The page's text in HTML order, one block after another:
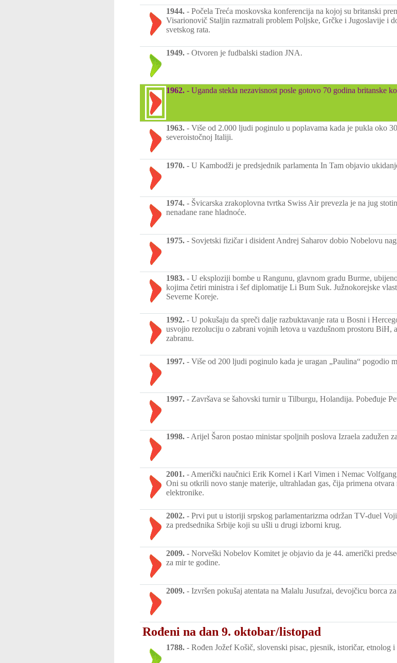
1944. - Počela Treća moskovska konferencija na kojoj su britanski
Visarionovič Staljin razmatrali problem Poljske, Grčke i Jugoslavije i
svetskog rata.
1949. - Otvoren je fudbalski stadion JNA.
1962. - Uganda stekla nezavisnost posle gotovo 70 godina britanske
1963. - Više od 2.000 ljudi poginulo u poplavama kada je pukla oko
severoistočnoj Italiji.
1970. - U Kambodži je predsjednik parlamenta In Tam objavio
1974. - Švicarska zrakoplovna tvrtka Swiss Air prevezla je na jug
nenadane rane hladnoće.
1975. - Sovjetski fizičar i disident Andrej Saharov dobio Nobelovu
1983. - U eksploziji bombe u Rangunu, glavnom gradu Burme,
kojima četiri ministra i šef diplomatije Li Bum Suk. Južnokorejske
Severne Koreje.
1992. - U pokušaju da spreči dalje razbuktavanje rata u Bosni i
usvojio rezoluciju o zabrani vojnih letova u vazdušnom prostoru BiH,
zabranu.
1997. - Više od 200 ljudi poginulo kada je uragan „Paulina“ pogodio
1997. - Završava se šahovski turnir u Tilburgu, Holandija. Pobeđuje
1998. - Arijel Šaron postao ministar spoljnih poslova Izraela zadužen
2001. - Američki naučnici Erik Kornel i Karl Vimen i Nemac
Oni su otkrili novo stanje materije, ultrahladan gas, čija primena
elektronike.
2002. - Prvi put u istoriji srpskog parlamentarizma održan TV-duel
za predsednika Srbije koji su ušli u drugi izborni krug.
2009. - Norveški Nobelov Komitet je objavio da je 44. američki
za mir te godine.
2009. - Izvršen pokušaj atentata na Malalu Jusufzai, devojčicu borca
Rođeni na dan 9. oktobar/listopad
1788. - Rođen Jožef Košič, slovenski pisac, pjesnik, istoričar, etnolog